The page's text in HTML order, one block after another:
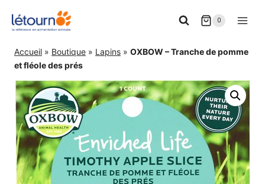
0
Accueil » Boutique » Lapins » OXBOW – Tranche de pomme
et fléole des prés